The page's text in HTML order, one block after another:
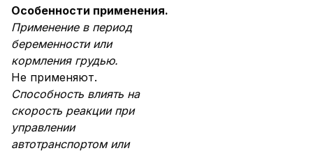
Особенности применения.
Применение в период
беременности или
кормления грудью.
Не применяют.
Способность влиять на
скорость реакции при
управлении
автотранспортом или